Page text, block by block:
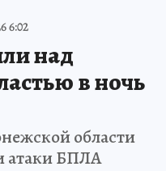
6:02
над
в ночь
области
атаки БПЛА